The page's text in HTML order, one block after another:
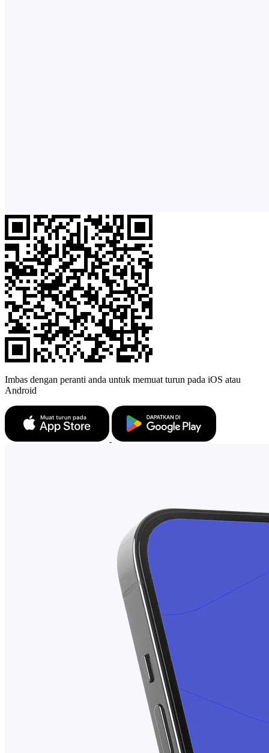
Imbas dengan peranti anda untuk memuat turun pada iOS atau
Android